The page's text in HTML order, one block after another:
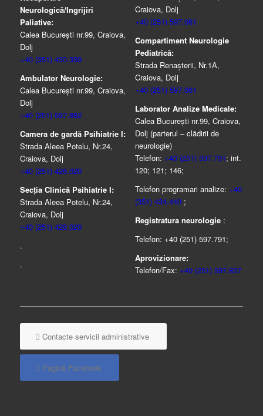
Neurologică/Ingrijiri
Paliative:
Calea București nr.99, Craiova,
Dolj
+40 (351) 430.339
Ambulator Neurologie:
Calea București nr.99, Craiova,
Dolj
+40 (251) 597.882
Camera de gardă Psihiatrie I:
Strada Aleea Potelu, Nr.24,
Craiova, Dolj
+40 (251) 426.020
Secția Clinică Psihiatrie I:
Strada Aleea Potelu, Nr.24,
Craiova, Dolj
+40 (251) 426.020
.
.
Craiova, Dolj
+40 (251) 597.061
Compartiment Neurologie
Pediatrică:
Strada Renaşterii, Nr.1A,
Craiova, Dolj
+40 (251) 597.061
Laborator Analize Medicale:
Calea București nr.99, Craiova,
Dolj (parterul – clădirii de
neurologie)
Telefon: +40 (251) 597.791; int.
120; 121; 146;
Telefon programari analize: +40
(351) 434.440 ;
Registratura neurologie :
Telefon: +40 (251) 597.791;
Aprovizionare:
Telefon/Fax: +40 (251) 597.857
Contacte servicii administrative
Pagină Facebook